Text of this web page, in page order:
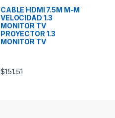
CABLE HDMI 7.5M M-M
VELOCIDAD 1.3
MONITOR TV
PROYECTOR 1.3
MONITOR TV
$151.51